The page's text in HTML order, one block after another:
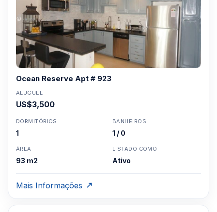
Ocean Reserve Apt # 923
ALUGUEL
US$3,500
DORMITÓRIOS
1
BANHEIROS
1 / 0
ÁREA
93 m2
LISTADO COMO
Ativo
Mais Informações